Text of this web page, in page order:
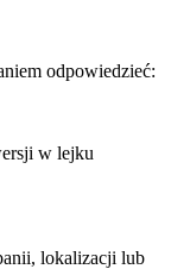
odpowiedzieć:
w lejku
lokalizacji lub